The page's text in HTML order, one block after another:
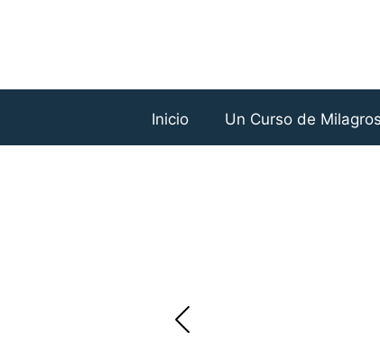
Inicio Un Curso de Milagros